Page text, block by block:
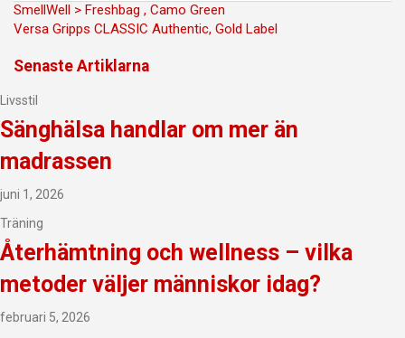
Inläggsnavigering
SmellWell > Freshbag , Camo Green
Versa Gripps CLASSIC Authentic, Gold Label
Senaste Artiklarna
Livsstil
Sänghälsa handlar om mer än
madrassen
juni 1, 2026
Träning
Återhämtning och wellness – vilka
metoder väljer människor idag?
februari 5, 2026